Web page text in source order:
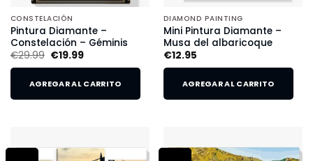
CONSTELACIÓN
Pintura Diamante –
Constelación – Géminis
€29.99 €19.99
AGREGAR AL CARRITO
DIAMOND PAINTING
Mini Pintura Diamante –
Musa del albaricoque
€12.95
AGREGAR AL CARRITO